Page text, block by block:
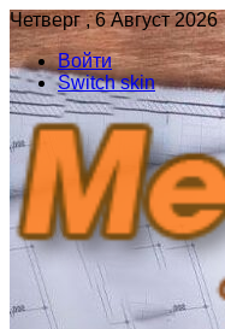
Четверг , 6 Август 2026
Войти
Switch skin